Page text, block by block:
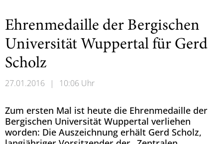
Ehrenmedaille der Bergischen
Universität Wuppertal für Gerd
Scholz
27.01.2016 | 10:06 Uhr
Zum ersten Mal ist heute die Ehrenmedaille der
Bergischen Universität Wuppertal verliehen
worden: Die Auszeichnung erhält Gerd Scholz,